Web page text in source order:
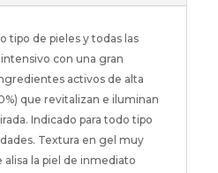
tipo de pieles y todas las
con una gran
activos de alta
que revitalizan e iluminan
Indicado para todo tipo
Textura en gel muy
alisa la piel de inmediato